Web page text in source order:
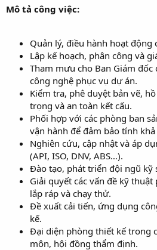
a
r
Mô tả công việc:
Quản lý, điều hành hoạt động
Lập kế hoạch, phân công và
Tham mưu cho Ban Giám đốc
công nghệ phục vụ dự án.
Kiểm tra, phê duyệt bản vẽ,
trọng và an toàn kết cấu.
Phối hợp với các phòng ban
vận hành để đảm bảo tính
Nghiên cứu, cập nhật và áp
(API, ISO, DNV, ABS…).
Đào tạo, phát triển đội ngũ kỹ
Giải quyết các vấn đề kỹ
lắp ráp và chạy thử.
Đề xuất cải tiến, ứng dụng
kế.
Đại diện phòng thiết kế trong
môn, hội đồng thẩm định.